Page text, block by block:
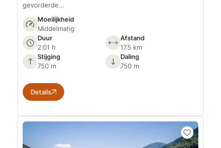
gevorderde…
Moeilijkheid
Middelmatig
Duur
2:01 h
Afstand
17.5 km
Stijging
750 m
Daling
750 m
Details